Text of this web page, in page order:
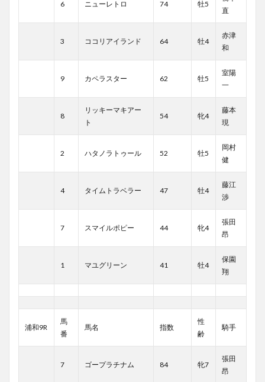
6 ニューレトロ 74 牡5
直
3 ココリアイランド 64 牡4
赤津
和
9 カペラスター 62 牡5
室陽
一
8
リッキーマキアー
ト
54 牝4
藤本
現
2 ハタノラトゥール 52 牡5
岡村
健
4 タイムトラベラー 47 牡4
藤江
渉
7 スマイルポピー 44 牝4
張田
昂
1 マユグリーン 41 牡4
保園
翔
浦和9R
馬
番
馬名 指数
性
齢
騎手
7 ゴープラチナム 84 牝7
張田
昂